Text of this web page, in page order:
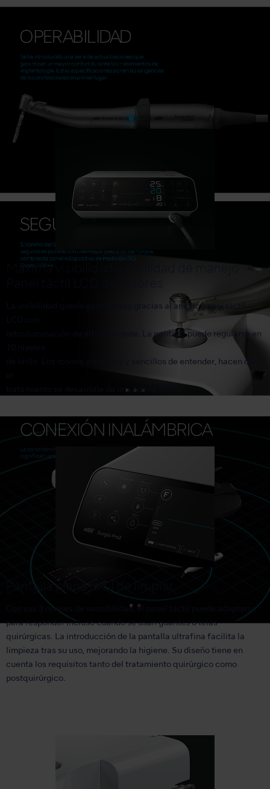
TECNOLOGÍA y FUNCIÓN
Máxima visibilidad y facilidad de manejo
La visibilidad queda garantizada gracias al amplio panel táctil
retroiluminación de alto contraste. La pantalla puede regularse en
de brillo. Los iconos, intuitivos y sencillos de entender, hacen que
tratamiento se desarrolle de una forma fluida.
Pantalla plana fácil de limpiar
Con sus 3 niveles de sensibilidad, el panel táctil puede adaptarse
para responder incluso cuando se usan guantes o telas
quirúrgicas. La introducción de la pantalla ultrafina facilita la
limpieza tras su uso, mejorando la higiene. Su diseño tiene en
cuenta los requisitos tanto del tratamiento quirúrgico como
postquirúrgico.